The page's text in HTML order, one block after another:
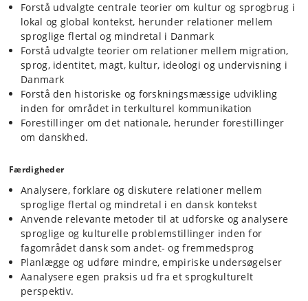
Forstå udvalgte centrale teorier om kultur og sprogbrug i
lokal og global kontekst, herunder relationer mellem
sproglige flertal og mindretal i Danmark
Forstå udvalgte teorier om relationer mellem migration,
sprog, identitet, magt, kultur, ideologi og undervisning i
Danmark
Forstå den historiske og forskningsmæssige udvikling
inden for området in terkulturel kommunikation
Forestillinger om det nationale, herunder forestillinger
om danskhed.
Færdigheder
Analysere, forklare og diskutere relationer mellem
sproglige flertal og mindretal i en dansk kontekst
Anvende relevante metoder til at udforske og analysere
sproglige og kulturelle problemstillinger inden for
fagområdet dansk som andet- og fremmedsprog
Planlægge og udføre mindre, empiriske undersøgelser
Aanalysere egen praksis ud fra et sprogkulturelt
perspektiv.